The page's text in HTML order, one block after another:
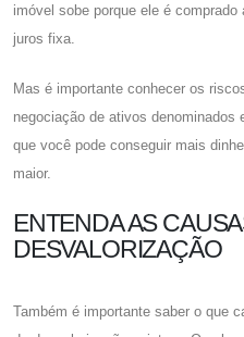
imóvel sobe porque ele é
juros fixa.
Mas é importante conhecer os
negociação de ativos denominados
que você pode conseguir mais
maior.
ENTENDA AS
DESVALORIZAÇÃO
Também é importante saber o que